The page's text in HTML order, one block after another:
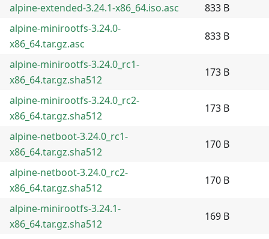
alpine-extended-3.24.1-x86_64.iso.asc
833 B
alpine-minirootfs-3.24.0-
x86_64.tar.gz.asc
833 B
alpine-minirootfs-3.24.0_rc1-
x86_64.tar.gz.sha512
173 B
alpine-minirootfs-3.24.0_rc2-
x86_64.tar.gz.sha512
173 B
alpine-netboot-3.24.0_rc1-
x86_64.tar.gz.sha512
170 B
alpine-netboot-3.24.0_rc2-
x86_64.tar.gz.sha512
170 B
alpine-minirootfs-3.24.1-
x86_64.tar.gz.sha512
169 B